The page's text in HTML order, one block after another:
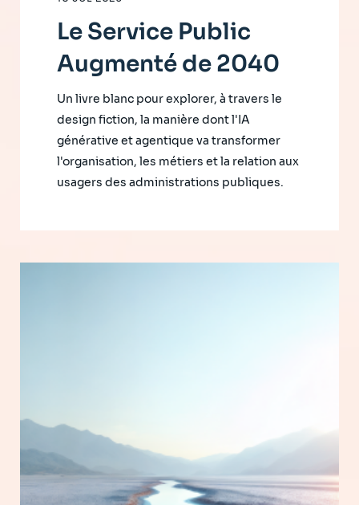
Le Service Public
Augmenté de 2040
Un livre blanc pour explorer, à travers le
design fiction, la manière dont l'IA
générative et agentique va transformer
l'organisation, les métiers et la relation aux
usagers des administrations publiques.